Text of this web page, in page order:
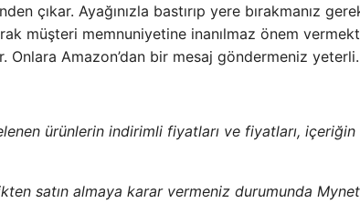
çıkar. Ayağınızla bastırıp yere bırakmanız
müşteri memnuniyetine inanılmaz önem
Amazon’dan bir mesaj göndermeniz yeterli.
ürünlerin indirimli fiyatları ve fiyatları, içeriğin
satın almaya karar vermeniz durumunda